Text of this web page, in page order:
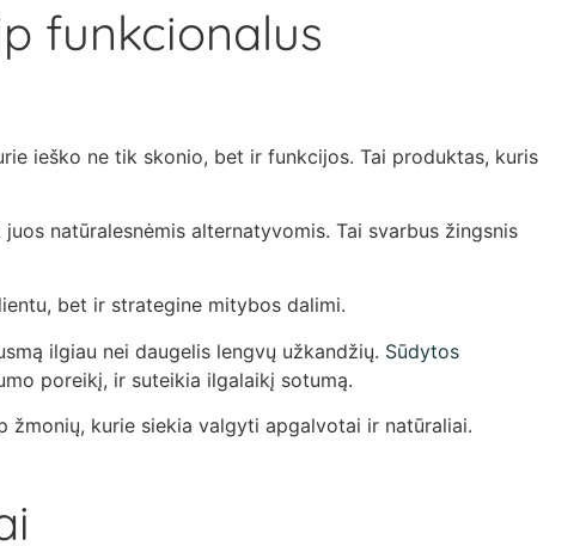
funkcionalus
ieško ne tik skonio, bet ir funkcijos. Tai produktas, kuris
natūralesnėmis alternatyvomis. Tai svarbus žingsnis
bet ir strategine mitybos dalimi.
ilgiau nei daugelis lengvų užkandžių. Sūdytos
poreikį, ir suteikia ilgalaikį sotumą.
kurie siekia valgyti apgalvotai ir natūraliai.